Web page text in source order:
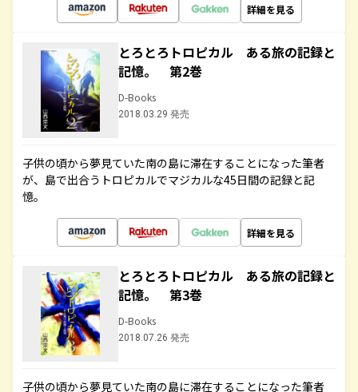
詳細を見る
とろとろトロピカル ある旅の記録と
記憶。 第2巻
D-Books
2018.03.29 発売
子供の頃から夢見ていた南の島に滞在することになった筆者
が、島で出合うトロピカルでマジカルな45日間の記録と記
憶。
詳細を見る
とろとろトロピカル ある旅の記録と
記憶。 第3巻
D-Books
2018.07.26 発売
子供の頃から夢見ていた南の島に滞在することになった筆者